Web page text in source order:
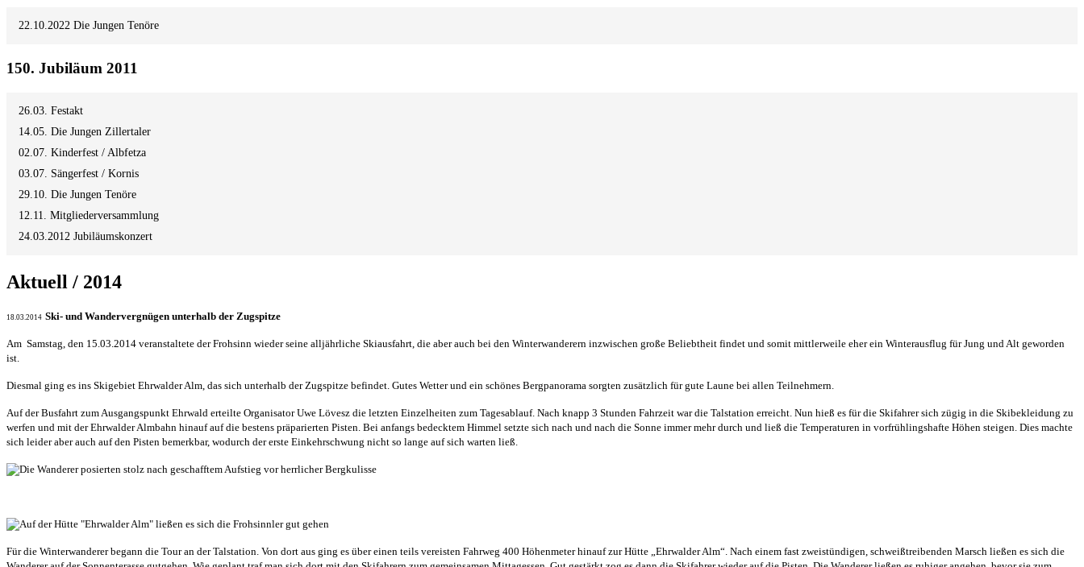
22.10.2022 Die Jungen Tenöre
150. Jubiläum 2011
26.03. Festakt
14.05. Die Jungen Zillertaler
02.07. Kinderfest / Albfetza
03.07. Sängerfest / Kornis
29.10. Die Jungen Tenöre
12.11. Mitgliederversammlung
24.03.2012 Jubiläumskonzert
Aktuell / 2014
18.03.2014 Ski- und Wandervergnügen unterhalb der Zugspitze
Am Samstag, den 15.03.2014 veranstaltete der Frohsinn wieder seine alljährliche Skiausfahrt, die aber auch bei den Winterwanderern inzwischen große Beliebtheit findet und somit mittlerweile eher ein Winterausflug für Jung und Alt geworden
ist.
Diesmal ging es ins Skigebiet Ehrwalder Alm, das sich unterhalb der Zugspitze befindet. Gutes Wetter und ein schönes Bergpanorama sorgten zusätzlich für gute Laune bei allen Teilnehmern.
Auf der Busfahrt zum Ausgangspunkt Ehrwald erteilte Organisator Uwe Lövesz die letzten Einzelheiten zum Tagesablauf. Nach knapp 3 Stunden Fahrzeit war die Talstation erreicht. Nun hieß es für die Skifahrer sich zügig in die Skibekleidung zu
werfen und mit der Ehrwalder Almbahn hinauf auf die bestens präparierten Pisten. Bei anfangs bedecktem Himmel setzte sich nach und nach die Sonne immer mehr durch und ließ die Temperaturen in vorfrühlingshafte Höhen steigen. Dies machte
sich leider aber auch auf den Pisten bemerkbar, wodurch der erste Einkehrschwung nicht so lange auf sich warten ließ.
Für die Winterwanderer begann die Tour an der Talstation. Von dort aus ging es über einen teils vereisten Fahrweg 400 Höhenmeter hinauf zur Hütte „Ehrwalder Alm“. Nach einem fast zweistündigen, schweißtreibenden Marsch ließen es sich die